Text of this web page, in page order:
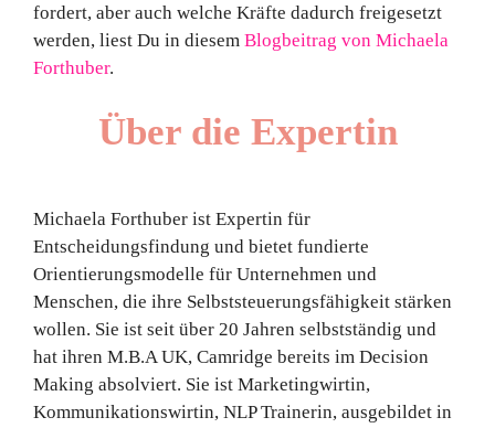
fordert, aber auch welche Kräfte dadurch freigesetzt
werden, liest Du in diesem Blogbeitrag von Michaela
Forthuber.
Über die Expertin
Michaela Forthuber ist Expertin für
Entscheidungsfindung und bietet fundierte
Orientierungsmodelle für Unternehmen und
Menschen, die ihre Selbststeuerungsfähigkeit stärken
wollen. Sie ist seit über 20 Jahren selbstständig und
hat ihren M.B.A UK, Camridge bereits im Decision
Making absolviert. Sie ist Marketingwirtin,
Kommunikationswirtin, NLP Trainerin, ausgebildet in